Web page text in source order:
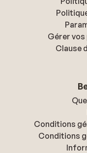
Gérer
Clause
Conditions
Conditions